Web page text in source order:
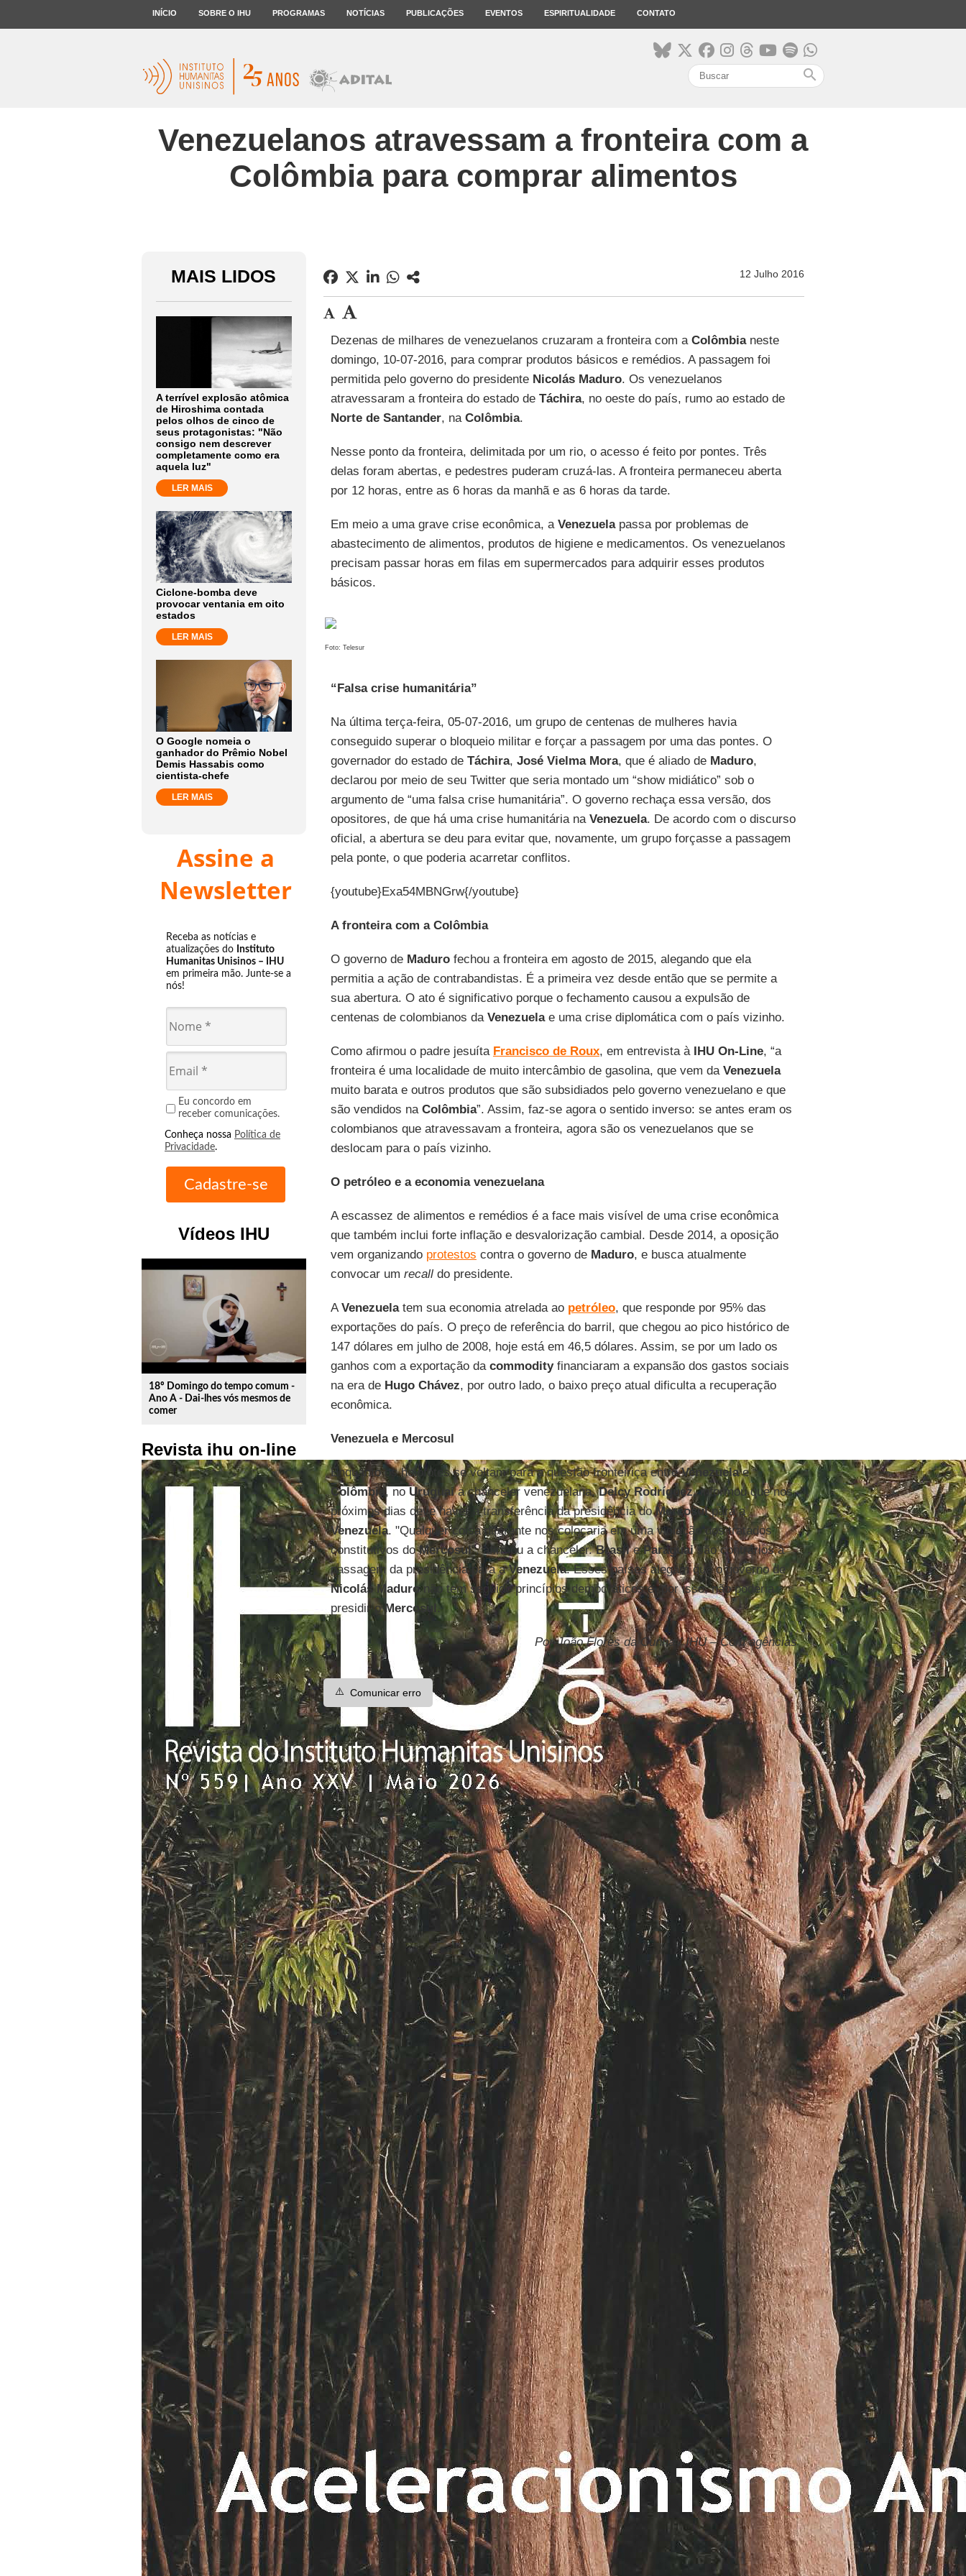
INÍCIO SOBRE O IHU PROGRAMAS NOTÍCIAS PUBLICAÇÕES EVENTOS ESPIRITUALIDADE CONTATO
search
Venezuelanos atravessam a fronteira com a
Colômbia para comprar alimentos
MAIS LIDOS
A terrível explosão atômica
de Hiroshima contada
pelos olhos de cinco de
seus protagonistas: "Não
consigo nem descrever
completamente como era
aquela luz"
LER MAIS
Ciclone-bomba deve
provocar ventania em oito
estados
LER MAIS
O Google nomeia o
ganhador do Prêmio Nobel
Demis Hassabis como
cientista-chefe
LER MAIS
Assine a
Newsletter
Receba as notícias e
atualizações do Instituto
Humanitas Unisinos – IHU
em primeira mão. Junte-se a
nós!
Eu concordo em
receber comunicações.
Conheça nossa Política de
Privacidade.
Vídeos IHU
play_circle_outline
18º Domingo do tempo comum -
Ano A - Dai-lhes vós mesmos de
comer
Revista ihu on-line
12 Julho 2016
Dezenas de milhares de venezuelanos cruzaram a fronteira com a Colômbianeste
domingo, 10-07-2016, para comprar produtos básicos e remédios. A passagem foi
permitida pelo governo do presidente Nicolás Maduro. Os venezuelanos
atravessaram a fronteira do estado de Táchira, no oeste do país, rumo ao estado de
Norte de Santander, na Colômbia.
Nesse ponto da fronteira, delimitada por um rio, o acesso é feito por pontes. Três
delas foram abertas, e pedestres puderam cruzá-las. A fronteira permaneceu aberta
por 12 horas, entre as 6 horas da manhã e as 6 horas da tarde.
Em meio a uma grave crise econômica, a Venezuelapassa por problemas de
abastecimento de alimentos, produtos de higiene e medicamentos. Os venezuelanos
precisam passar horas em filas em supermercados para adquirir esses produtos
básicos.
Foto: Telesur
“Falsa crise humanitária”
Na última terça-feira, 05-07-2016, um grupo de centenas de mulheres havia
conseguido superar o bloqueio militar e forçar a passagem por uma das pontes. O
governador do estado de Táchira, José Vielma Mora, que é aliado de Maduro,
declarou por meio de seu Twitter que seria montado um “show midiático” sob o
argumento de “uma falsa crise humanitária”. O governo rechaça essa versão, dos
opositores, de que há uma crise humanitária na Venezuela. De acordo com o discurso
oficial, a abertura se deu para evitar que, novamente, um grupo forçasse a passagem
pela ponte, o que poderia acarretar conflitos.
{youtube}Exa54MBNGrw{/youtube}
A fronteira com a Colômbia
O governo de Madurofechou a fronteira em agosto de 2015, alegando que ela
permitia a ação de contrabandistas. É a primeira vez desde então que se permite a
sua abertura. O ato é significativo porque o fechamento causou a expulsão de
centenas de colombianos da Venezuelae uma crise diplomática com o país vizinho.
Como afirmou o padre jesuíta Francisco de Roux, em entrevista à IHU On-Line, “a
fronteira é uma localidade de muito intercâmbio de gasolina, que vem da Venezuela
muito barata e outros produtos que são subsidiados pelo governo venezuelano e que
são vendidos na Colômbia”. Assim, faz-se agora o sentido inverso: se antes eram os
colombianos que atravessavam a fronteira, agora são os venezuelanos que se
deslocam para o país vizinho.
O petróleo e a economia venezuelana
A escassez de alimentos e remédios é a face mais visível de uma crise econômica
que também inclui forte inflação e desvalorização cambial. Desde 2014, a oposição
vem organizando protestos contra o governo de Maduro, e busca atualmente
convocar um recalldo presidente.
AVenezuelatem sua economia atrelada ao petróleo, que responde por 95% das
exportações do país. O preço de referência do barril, que chegou ao pico histórico de
147 dólares em julho de 2008, hoje está em 46,5 dólares. Assim, se por um lado os
ganhos com a exportação da commodityfinanciaram a expansão dos gastos sociais
na era de Hugo Chávez, por outro lado, o baixo preço atual dificulta a recuperação
econômica.
Venezuela e Mercosul
Enquanto os holofotes se voltam para a questão fronteiriça entreVenezuelae
Colômbia, no Uruguaia chanceler venezuelana,Delcy Rodríguez, informou que nos
próximos dias deve haver a transferência da presidência doMercosulpara a
Venezuela. "Qualquer coisa diferente nos colocaria em uma violação dos tratados
constitutivos doMercosul”, afirmou a chanceler.BrasileParaguaisão contrários à
passagem da presidência para aVenezuela. Esses países alegam que o governo de
Nicolás Maduronão tem seguido princípios democráticos e, por isso, não poderia
presidir oMercosul.
Por João Flores da Cunha / IHU – Com agências
⚠️ Comunicar erro